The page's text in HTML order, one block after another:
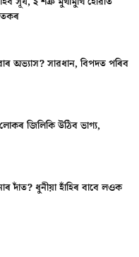
অভ্যাস? সাৱধান, বিপদত পৰিব
জিলিকি উঠিব ভাগ্য,
দাঁত? ধুনীয়া হাঁহিৰ বাবে লওক